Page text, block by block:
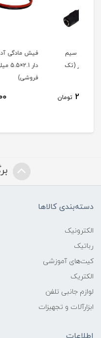
فیش مادگی آداپتور سیم
دار 2.1×5.5 میلی‌متر (عمده
دسته‌بندی کالاها
الکترونیک
رباتیک
کیت‌های آموزشی
الکتریک
لوازم جانبی تلفن
ابزارآلات و تجهیزات